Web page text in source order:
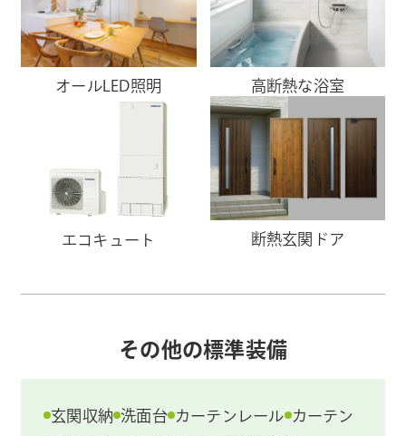
オールLED照明 高断熱な浴室
エコキュート 断熱玄関ドア
その他の標準装備
玄関収納 洗面台 カーテンレール カーテン